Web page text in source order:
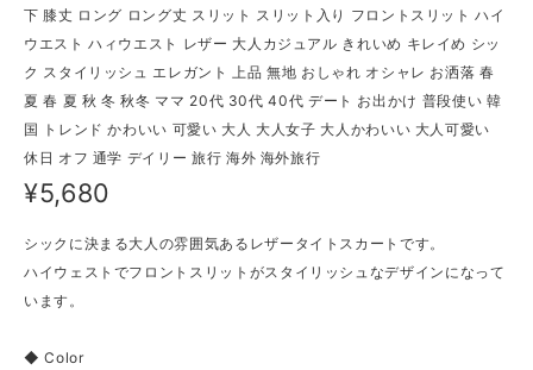
下 膝丈 ロング ロング丈 スリット スリット入り フロントスリット ハイ
ウエスト ハィウエスト レザー 大人カジュアル きれいめ キレイめ シッ
ク スタイリッシュ エレガント 上品 無地 おしゃれ オシャレ お洒落 春
夏 春 夏 秋 冬 秋冬 ママ 20代 30代 40代 デート お出かけ 普段使い 韓
国 トレンド かわいい 可愛い 大人 大人女子 大人かわいい 大人可愛い
休日 オフ 通学 デイリー 旅行 海外 海外旅行
¥5,680
シックに決まる大人の雰囲気あるレザータイトスカートです。
ハイウェストでフロントスリットがスタイリッシュなデザインになって
います。
◆ Color